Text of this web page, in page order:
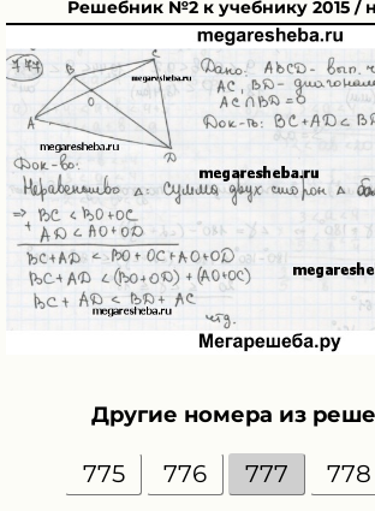
Решебник №2 к учебнику 2015 /
Другие номера из
775 776 777 778